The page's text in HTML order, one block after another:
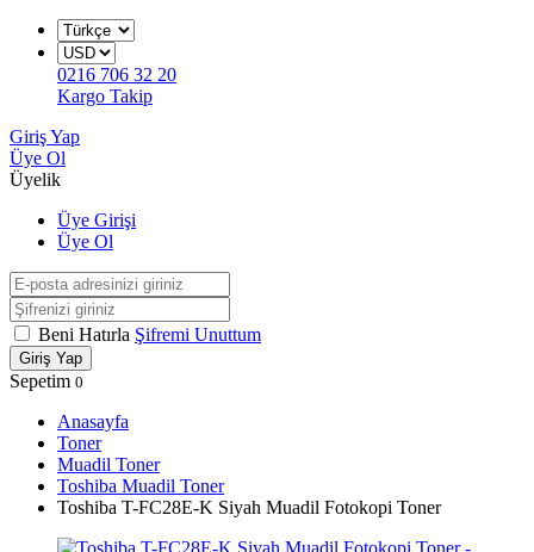
0216 706 32 20
Kargo Takip
Giriş Yap
Üye Ol
Üyelik
Üye Girişi
Üye Ol
Beni Hatırla Şifremi Unuttum
Giriş Yap
Sepetim 0
Anasayfa
Toner
Muadil Toner
Toshiba Muadil Toner
Toshiba T-FC28E-K Siyah Muadil Fotokopi Toner